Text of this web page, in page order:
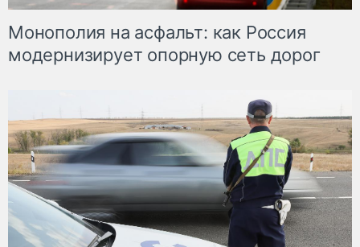
Монополия на асфальт: как Россия
модернизирует опорную сеть дорог